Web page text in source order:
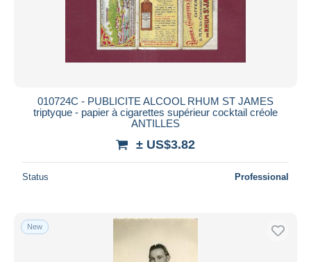
010724C - PUBLICITE ALCOOL RHUM ST JAMES
triptyque - papier à cigarettes supérieur cocktail créole
ANTILLES
± US$3.82
Status Professional
New